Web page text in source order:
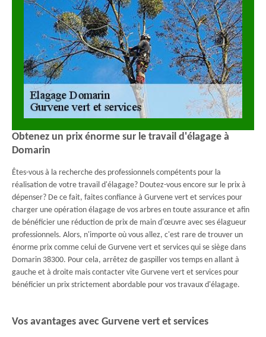
Obtenez un prix énorme sur le travail d'élagage à
Domarin
Êtes-vous à la recherche des professionnels compétents pour la
réalisation de votre travail d'élagage? Doutez-vous encore sur le prix à
dépenser? De ce fait, faites confiance à Gurvene vert et services pour
charger une opération élagage de vos arbres en toute assurance et afin
de bénéficier une réduction de prix de main d'œuvre avec ses élagueur
professionnels. Alors, n'importe où vous allez, c'est rare de trouver un
énorme prix comme celui de Gurvene vert et services qui se siège dans
Domarin 38300. Pour cela, arrêtez de gaspiller vos temps en allant à
gauche et à droite mais contacter vite Gurvene vert et services pour
bénéficier un prix strictement abordable pour vos travaux d'élagage.
Vos avantages avec Gurvene vert et services